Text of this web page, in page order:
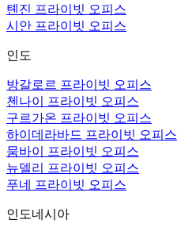
톈진 프라이빗 오피스
시안 프라이빗 오피스
인도
방갈로르 프라이빗 오피스
첸나이 프라이빗 오피스
구르가온 프라이빗 오피스
하이데라바드 프라이빗 오피스
뭄바이 프라이빗 오피스
뉴델리 프라이빗 오피스
푸네 프라이빗 오피스
인도네시아